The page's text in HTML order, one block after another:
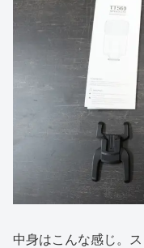
中身はこんな感じ。